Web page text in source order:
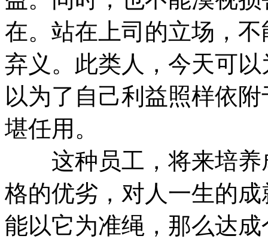
在。站在上司的立场，
弃义。此类人，今天可
以为了自己利益照样依
堪任用。
这种员工，将来培养
格的优劣，对人一生的
能以它为准绳，那么达